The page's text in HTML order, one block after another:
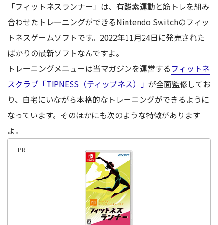
「フィットネスランナー」は、有酸素運動と筋トレを組み
合わせたトレーニングができるNintendo Switchのフィッ
トネスゲームソフトです。2022年11月24日に発売された
ばかりの最新ソフトなんですよ。
トレーニングメニューは当マガジンを運営するフィットネ
スクラブ「TIPNESS（ティップネス）」 が全面監修してお
り、自宅にいながら本格的なトレーニングができるように
なっています。そのほかにも次のような特徴があります
よ。